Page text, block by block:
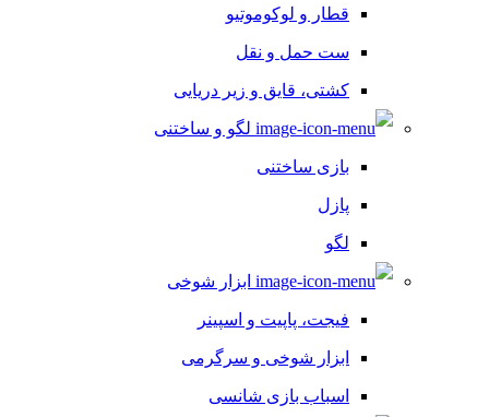
قطار و لوکوموتیو
ست حمل و نقل
کشتی، قایق و زیر دریایی
لگو و ساختنی
بازی ساختنی
پازل
لگو
ابزار شوخی
فیجت، پاپیت و اسپینر
ابزار شوخی و سرگرمی
اسباب بازی شانسی